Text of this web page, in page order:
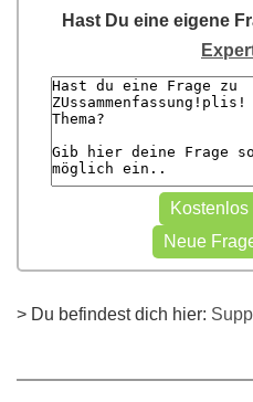
Hast Du eine eigene
> Du befindest dich hier: